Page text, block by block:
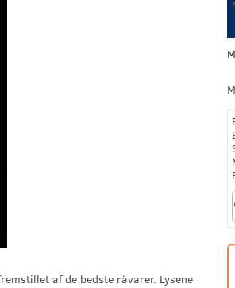
af de bedste råvarer. Lysene